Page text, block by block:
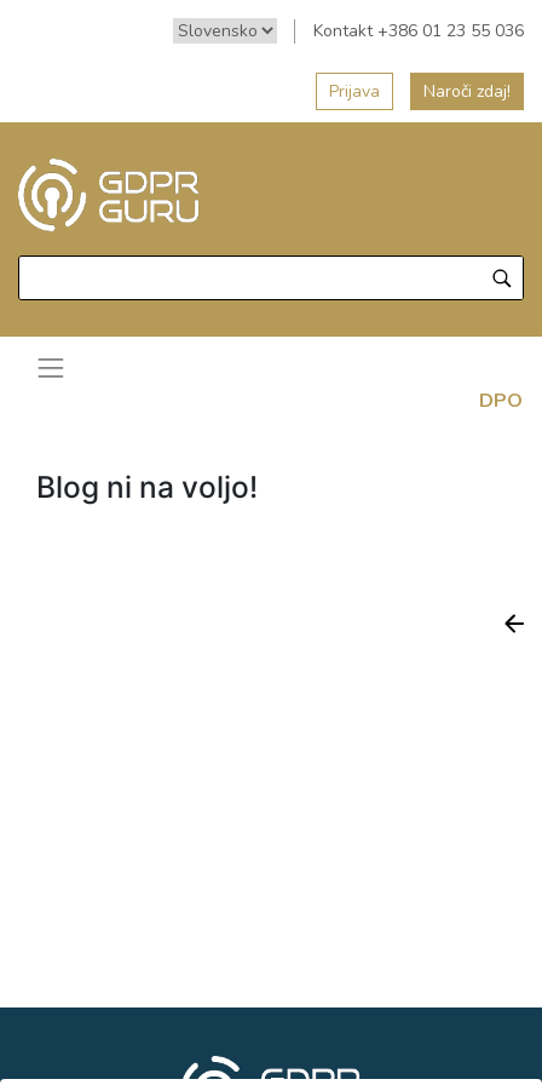
Kontakt +386 01 23 55 036
Prijava Naroči zdaj!
DPO
Blog ni na voljo!